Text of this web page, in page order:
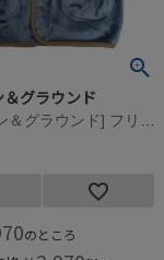
グラウンド
[オーシャン＆グラウンド] フリースワッペンスリーパー ネイビーブルー(NV)
のところ